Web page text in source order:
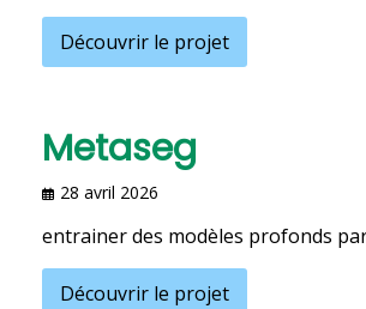
Découvrir le projet
Metaseg
28 avril 2026
entrainer des modèles profonds
Découvrir le projet